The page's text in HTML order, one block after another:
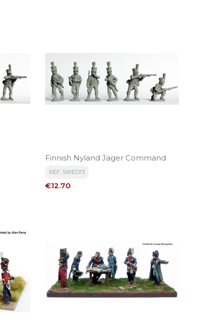
Finnish Nyland Jager Command
REF: SWED13
Price
€12.70